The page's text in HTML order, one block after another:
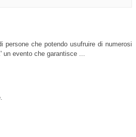
che potendo usufruire di numerosi
un evento che garantisce ...